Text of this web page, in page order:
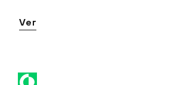
Ver